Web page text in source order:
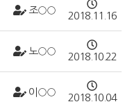
조○○
2018.11.16
노○○
2018.10.22
이○○
2018.10.04